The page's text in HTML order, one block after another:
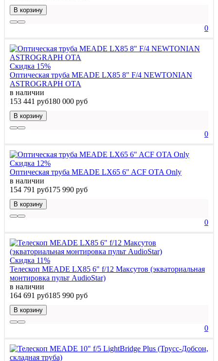
В корзину
0
Скидка 15%
Оптическая труба MEADE LX85 8" F/4 NEWTONIAN
ASTROGRAPH OTA
в наличии
153 441 руб180 000 руб
В корзину
0
Скидка 12%
Оптическая труба MEADE LX65 6" ACF OTA Only
в наличии
154 791 руб175 990 руб
В корзину
0
Скидка 11%
Телескоп MEADE LX85 6" f/12 Максутов (экваториальная
монтировка пульт AudioStar)
в наличии
164 691 руб185 990 руб
В корзину
0